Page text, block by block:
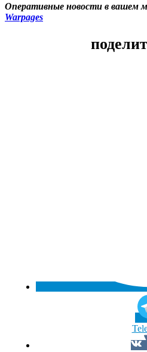
Оперативные новости в вашем
Warpages